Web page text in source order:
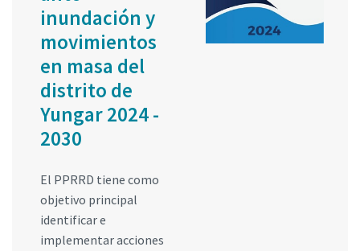
inundación y
movimientos
en masa del
distrito de
Yungar 2024 -
2030
El PPRRD tiene como
objetivo principal
identificar e
implementar acciones